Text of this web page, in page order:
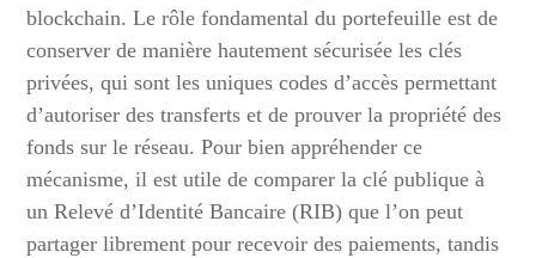
blockchain. Le rôle fondamental du portefeuille est de
conserver de manière hautement sécurisée les clés
privées, qui sont les uniques codes d’accès permettant
d’autoriser des transferts et de prouver la propriété des
fonds sur le réseau. Pour bien appréhender ce
mécanisme, il est utile de comparer la clé publique à
un Relevé d’Identité Bancaire (RIB) que l’on peut
partager librement pour recevoir des paiements, tandis